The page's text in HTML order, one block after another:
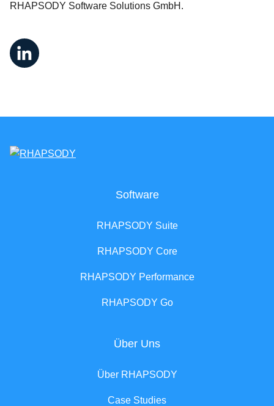
RHAPSODY Software Solutions GmbH.
Liste von sozialen Netzwerken
Software
RHAPSODY Suite
RHAPSODY Core
RHAPSODY Performance
RHAPSODY Go
Über Uns
Über RHAPSODY
Case Studies